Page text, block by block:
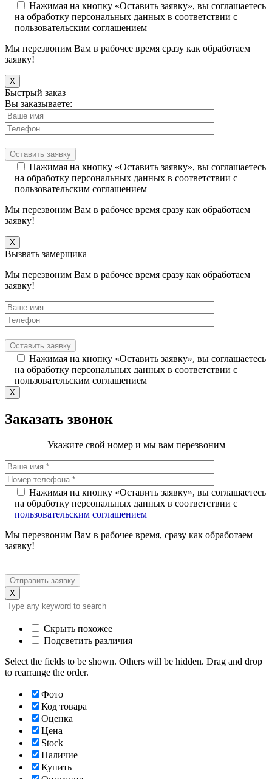
Нажимая на кнопку «Оставить заявку», вы соглашаетесь
на обработку персональных данных в соответствии с
пользовательским соглашением
Мы перезвоним Вам в рабочее время сразу как обработаем
заявку!
X
Быстрый заказ
Вы заказываете:
Нажимая на кнопку «Оставить заявку», вы соглашаетесь
на обработку персональных данных в соответствии с
пользовательским соглашением
Мы перезвоним Вам в рабочее время сразу как обработаем
заявку!
X
Вызвать замерщика
Мы перезвоним Вам в рабочее время сразу как обработаем
заявку!
Нажимая на кнопку «Оставить заявку», вы соглашаетесь
на обработку персональных данных в соответствии с
пользовательским соглашением
X
Заказать звонок
Укажите свой номер и мы вам перезвоним
Нажимая на кнопку «Оставить заявку», вы соглашаетесь
на обработку персональных данных в соответствии с
пользовательским соглашением
Мы перезвоним Вам в рабочее время, сразу как обработаем
заявку!
X
Скрыть похожее
Подсветить различия
Select the fields to be shown. Others will be hidden. Drag and drop
to rearrange the order.
Фото
Код товара
Оценка
Цена
Stock
Наличие
Купить